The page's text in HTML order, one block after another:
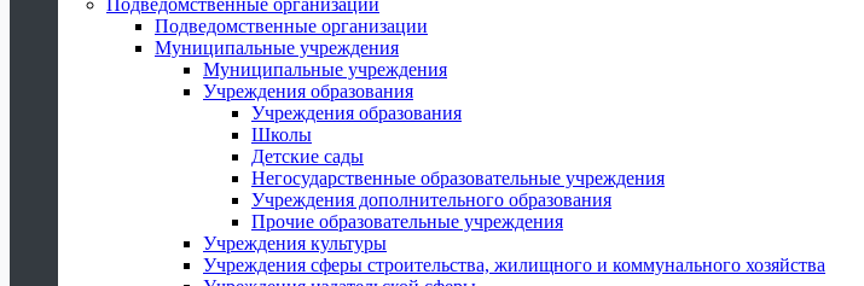
Подведомственные организации
Подведомственные организации
Муниципальные учреждения
Муниципальные учреждения
Учреждения образования
Учреждения образования
Школы
Детские сады
Негосударственные образовательные учреждения
Учреждения дополнительного образования
Прочие образовательные учреждения
Учреждения культуры
Учреждения сферы строительства, жилищного и коммунального хозяйства